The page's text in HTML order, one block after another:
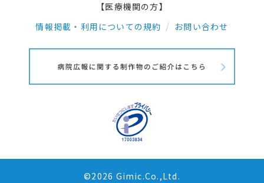
【医療機関の方】
情報掲載・利用についての規約
お問い合わせ
©2026 Gimic.Co.,Ltd.